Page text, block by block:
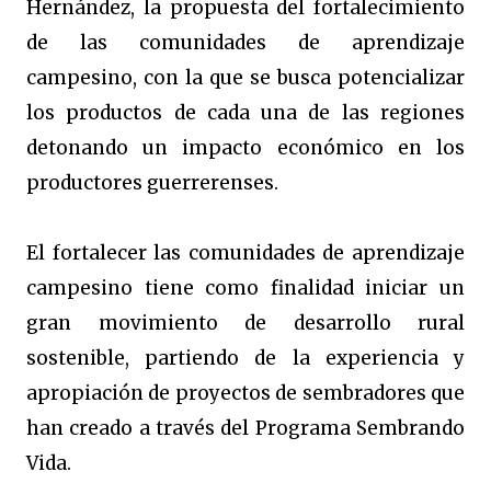
Hernández, la propuesta del fortalecimiento
de las comunidades de aprendizaje
campesino, con la que se busca potencializar
los productos de cada una de las regiones
detonando un impacto económico en los
productores guerrerenses.
El fortalecer las comunidades de aprendizaje
campesino tiene como finalidad iniciar un
gran movimiento de desarrollo rural
sostenible, partiendo de la experiencia y
apropiación de proyectos de sembradores que
han creado a través del Programa Sembrando
Vida.